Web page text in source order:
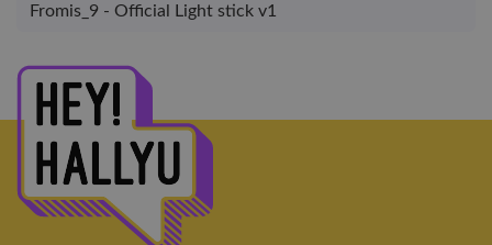
Fromis_9 - Official Light stick v1